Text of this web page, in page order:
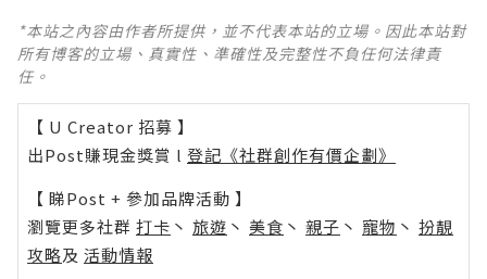
*本站之內容由作者所提供，並不代表本站的立場。因此本站對
所有博客的立場、真實性、準確性及完整性不負任何法律責
任。
【 U Creator 招募 】
出Post賺現金獎賞 l 登記《社群創作有價企劃》
【 睇Post + 參加品牌活動 】
瀏覽更多社群 打卡 丶 旅遊 丶 美食 丶 親子 丶 寵物 丶 扮靚
攻略及 活動情報